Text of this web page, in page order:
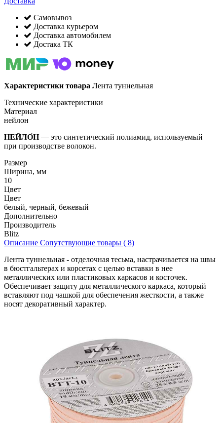
Самовывоз
Доставка курьером
Доставка автомобилем
Достака ТК
Характеристики товара Лента туннельная
Технические характеристики
Материал
нейлон
НЕЙЛО́Н— это синтетический полиамид, используемый
при производстве волокон.
Размер
Ширина, мм
10
Цвет
Цвет
белый, черный, бежевый
Дополнительно
Производитель
Blitz
Описание Сопутствующие товары ( 8)
Лента туннельная - отделочная тесьма, настрачивается на швы
в бюстгальтерах и корсетах с целью вставки в нее
металлических или пластиковых каркасов и косточек.
Обеспечивает защиту для металлического каркаса, который
вставляют под чашкой для обеспечения жесткости, а также
носят декоративный характер.